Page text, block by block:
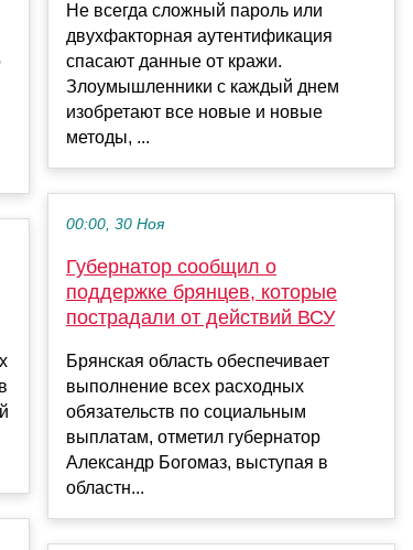
Не всегда сложный пароль или
двухфакторная аутентификация
спасают данные от кражи.
Злоумышленники с каждый днем
изобретают все новые и новые
методы, ...
00:00, 30 Ноя
Губернатор сообщил о
поддержке брянцев, которые
пострадали от действий ВСУ
Брянская область обеспечивает
выполнение всех расходных
обязательств по социальным
выплатам, отметил губернатор
Александр Богомаз, выступая в
областн...